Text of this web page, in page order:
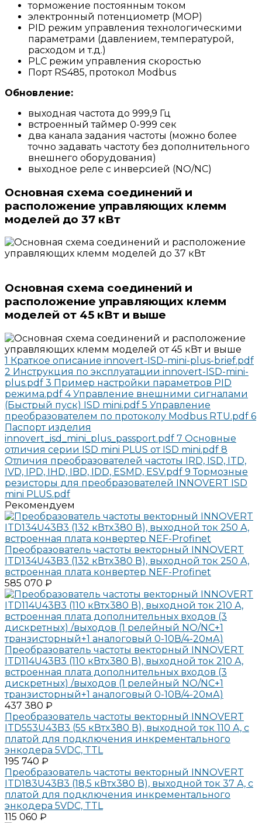
торможение постоянным током
электронный потенциометр (MOP)
PID режим управления технологическими
параметрами (давлением, температурой,
расходом и т.д.)
PLC режим управления скоростью
Порт RS485, протокол Modbus
Обновление:
выходная частота до 999,9 Гц
встроенный таймер 0-999 сек
два канала задания частоты (можно более
точно задавать частоту без дополнительного
внешнего оборудования)
выходное реле с инверсией (NO/NC)
Основная схема соединений и
расположение управляющих клемм
моделей до 37 кВт
Основная схема соединений и
расположение управляющих клемм
моделей от 45 кВт и выше
1 Краткое описание innovert-ISD-mini-plus-brief.pdf
2 Инструкция по эксплуатации innovert-ISD-mini-
plus.pdf 3 Пример настройки параметров PID
режима.pdf 4 Управление внешними сигналами
(Быстрый пуск) ISD mini.pdf 5 Управление
преобразователем по протоколу Modbus RTU.pdf 6
Паспорт изделия
innovert_isd_mini_plus_passport.pdf 7 Основные
отличия серии ISD mini PLUS от ISD mini.pdf 8
Отличия преобразователей частоты IRD, ISD, ITD,
IVD, IPD, IHD, IBD, IDD, ESMD, ESV.pdf 9 Тормозные
резисторы для преобразователей INNOVERT ISD
mini PLUS.pdf
Рекомендуем
Преобразователь частоты векторный INNOVERT
ITD134U43B3 (132 кВтx380 В), выходной ток 250 А,
встроенная плата конвертер NEF-Profinet
585 070 ₽
Преобразователь частоты векторный INNOVERT
ITD114U43B3 (110 кВтx380 В), выходной ток 210 А,
встроенная плата дополнительных входов (3
дискретных) /выходов (1 релейный NO/NC+1
транзисторный+1 аналоговый 0-10В/4-20мА)
437 380 ₽
Преобразователь частоты векторный INNOVERT
ITD553U43B3 (55 кВтx380 В), выходной ток 110 А, с
платой для подключения инкрементального
энкодера 5VDC, TTL
195 740 ₽
Преобразователь частоты векторный INNOVERT
ITD183U43B3 (18,5 кВтx380 В), выходной ток 37 А, с
платой для подключения инкрементального
энкодера 5VDC, TTL
115 060 ₽